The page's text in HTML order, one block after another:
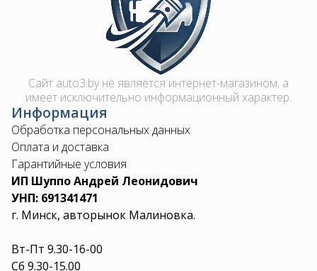
Сайт auto3.by не является интернет-магазином, а
имеет исключительно информационный характер.
Информация
Обработка персональных данных
Оплата и доставка
Гарантийные условия
ИП Шуппо Андрей Леонидович
УНП: 691341471
г. Минск, авторынок Малиновка.
Вт-Пт 9.30-16-00
Сб 9.30-15.00